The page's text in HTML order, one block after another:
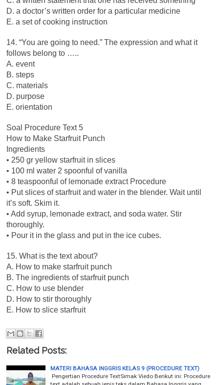
D. a doctor’s written order for a particular medicine
E. a set of cooking instruction
14. “You are going to need.” The expression and what it
follows belong to …..
A. event
B. steps
C. materials
D. purpose
E. orientation
Soal Procedure Text 5
How to Make Starfruit Punch
Ingredients
• 250 gr yellow starfruit in slices
• 100 ml water 2 spoonful of vanilla
• 8 teaspoonful of lemonade extract Procedure
• Put slices of starfruit and water in the blender. Wait until
it’s soft. Skim it.
• Add syrup, lemonade extract, and soda water. Stir
thoroughly.
• Pour it in the glass and put in the ice cubes.
15. What is the text about?
A. How to make starfruit punch
B. The ingredients of starfruit punch
C. How to use blender
D. How to stir thoroughly
E. How to slice starfruit
Related Posts:
MATERI BAHASA INGGRIS KELAS 9 (PROCEDURE TEXT)
Pengertian Procedure TextSimak Viedo Berikut ini: Procedure